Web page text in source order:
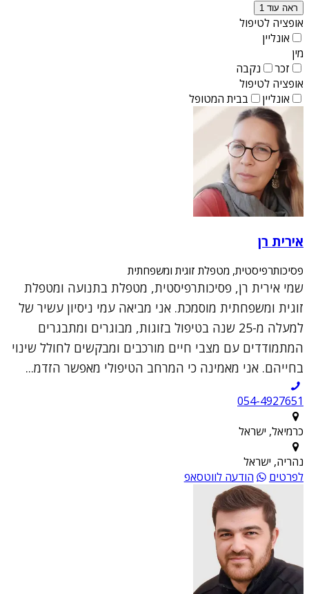
ראה עוד 1
אופציה לטיפול
אונליין
מין
זכר
נקבה
אופציה לטיפול
אונליין
בבית המטופל
אירית רן
פסיכותרפיסטית, מטפלת זוגית ומשפחתית
שמי אירית רן, פסיכותרפיסטית, מטפלת בתנועה ומטפלת
זוגית ומשפחתית מוסמכת. אני מביאה עמי ניסיון עשיר של
למעלה מ-25 שנה בטיפול בזוגות, מבוגרים ומתבגרים
המתמודדים עם מצבי חיים מורכבים ומבקשים לחולל שינוי
בחייהם. אני מאמינה כי המרחב הטיפולי מאפשר הזדמ...
054-4927651
כרמיאל, ישראל
נהריה, ישראל
לפרטים
הודעה לווטסאפ